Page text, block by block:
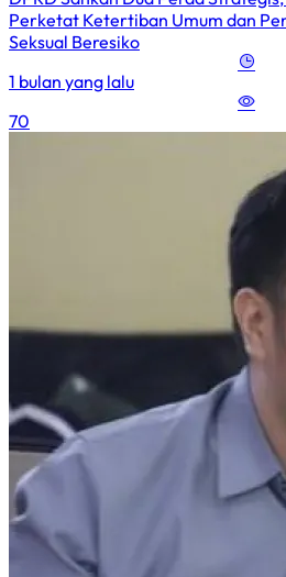
Perketat Ketertiban Umum dan
Seksual Beresiko
1 bulan yang lalu
70